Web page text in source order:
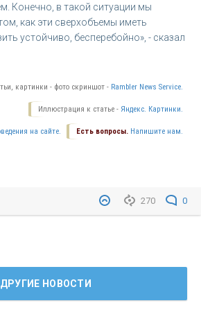
Конечно, в такой ситуации мы
как эти сверхобъемы иметь
устойчиво, бесперебойно», - сказал
картинки - фото скриншот - Rambler News Service.
Иллюстрация к статье - Яндекс. Картинки.
Есть вопросы. Напишите нам.
на сайте.
270 0
ДРУГИЕ НОВОСТИ